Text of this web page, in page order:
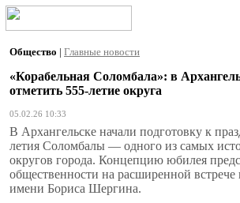
Общество | Главные новости
«Корабельная Соломбала»: в
отметить 555-летие округа
05.02.26 10:33
В Архангельске начали подготовку к
летия Соломбалы — одного из самых
округов города. Концепцию юбилея
общественности на расширенной встрече
имени Бориса Шергина.